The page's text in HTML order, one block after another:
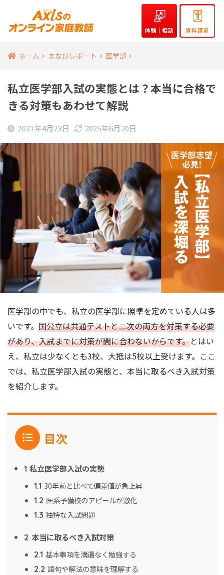
体験｜相談 資料請求
ホーム まなびレポート 医学部
私立医学部入試の実態とは？本当に合格で
きる対策もあわせて解説
2021年4月23日 2025年6月20日
医学部の中でも、私立の医学部に照準を定めている人は多
いです。 国公立は共通テストと二次の両方を対策する必要
があり、入試までに対策が間に合わないからです。とはい
え、私立は少なくとも3校、大抵は5校以上受けます。ここ
では、私立医学部入試の実態と、本当に取るべき入試対策
を紹介します。
目次
1 私立医学部入試の実態
1.1 30年前と比べて偏差値が急上昇
1.2 医系予備校のアピールが激化
1.3 独特な入試問題
2 本当に取るべき入試対策
2.1 基本事項を満遍なく勉強する
2.2 語句や解法の意味を理解する